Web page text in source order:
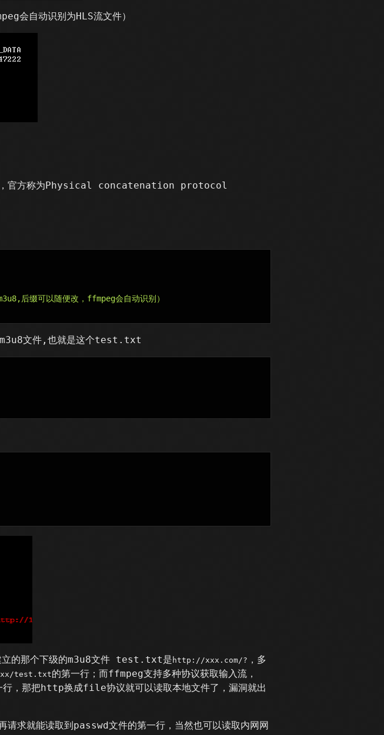
会自动识别为HLS流文件）
，官方称为Physical concatenation protocol
可以随便改，ffmpeg会自动识别）
m3u8文件,也就是这个test.txt
立的那个下级的m3u8文件 test.txt是 http://xxx.com/? ，多
test.txt的第一行；而ffmpeg支持多种协议获取输入流，
那把http换成file协议就可以读取本地文件了，漏洞就出
再请求就能读取到passwd文件的第一行，当然也可以读取内网网